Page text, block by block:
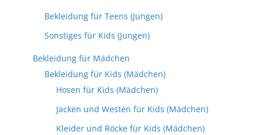
Bekleidung für Teens (Jungen)
Sonstiges für Kids (Jungen)
Bekleidung für Mädchen
Bekleidung für Kids (Mädchen)
Hosen für Kids (Mädchen)
Jacken und Westen für Kids (Mädchen)
Kleider und Röcke für Kids (Mädchen)